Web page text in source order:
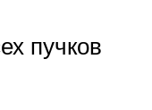
пучков